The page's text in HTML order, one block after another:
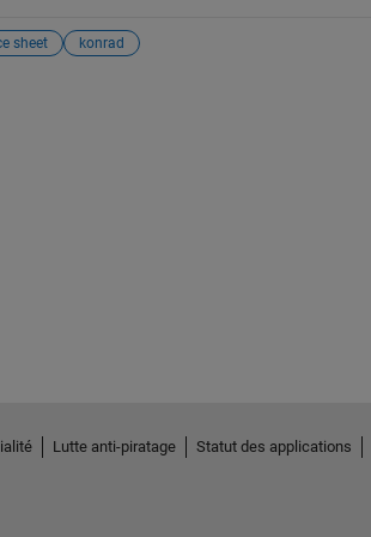
sheet konrad
Lutte anti-piratage Statut des applications